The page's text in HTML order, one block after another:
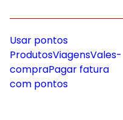
Usar pontos
ProdutosViagensVales-
compraPagar fatura
com pontos